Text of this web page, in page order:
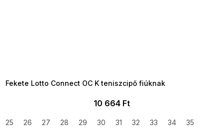
Fekete Lotto Connect OC K teniszcipő fiúknak
10 664 Ft
25 26 27 28 29 30 31 32 33 34 35